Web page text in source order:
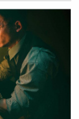
然掉落的塑膠板
緊急送往林口長
院治療中。勞檢
收業的家屬前往
未具工作者身
事故原因則仍待